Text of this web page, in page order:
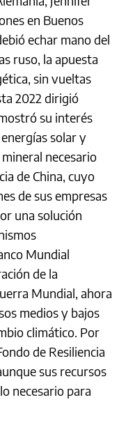
en Buenos
echar mano del
ruso, la apuesta
sin vueltas
2022 dirigió
su interés
solar y
necesario
de China, cuyo
de sus empresas
una solución
Mundial
de la
Mundial, ahora
medios y bajos
climático. Por
de Resiliencia
sus recursos
necesario para